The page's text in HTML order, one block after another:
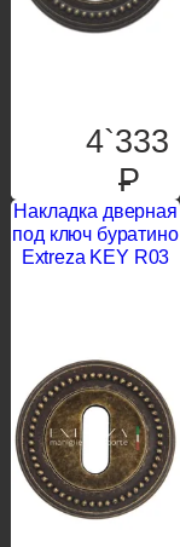
4`333
P
Накладка дверная
под ключ буратино
Extreza KEY R03